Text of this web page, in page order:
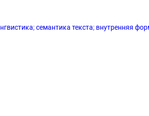
;семантика текста; внутренняя